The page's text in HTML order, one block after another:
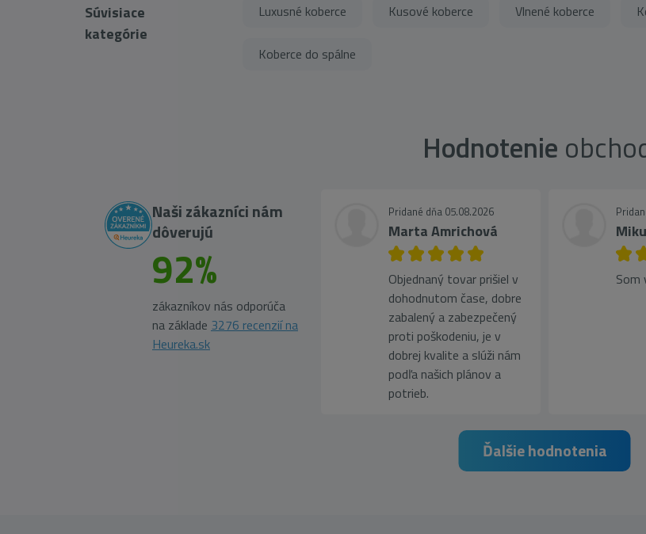
Súvisiace
kategórie
Luxusné koberce Kusové koberce Vlnené koberce
Koberce do spálne
Hodnotenie
Naši zákazníci nám
dôverujú
92%
zákazníkov nás odporúča
na základe 3276 recenzií na
Heureka.sk
Pridané dňa 05.08.2026
Marta Amrichová
Objednaný tovar prišiel v
dohodnutom čase, dobre
zabalený a zabezpečený
proti poškodeniu, je v
dobrej kvalite a slúži nám
podľa našich plánov a
potrieb.
Som
Ďalšie hodnotenia